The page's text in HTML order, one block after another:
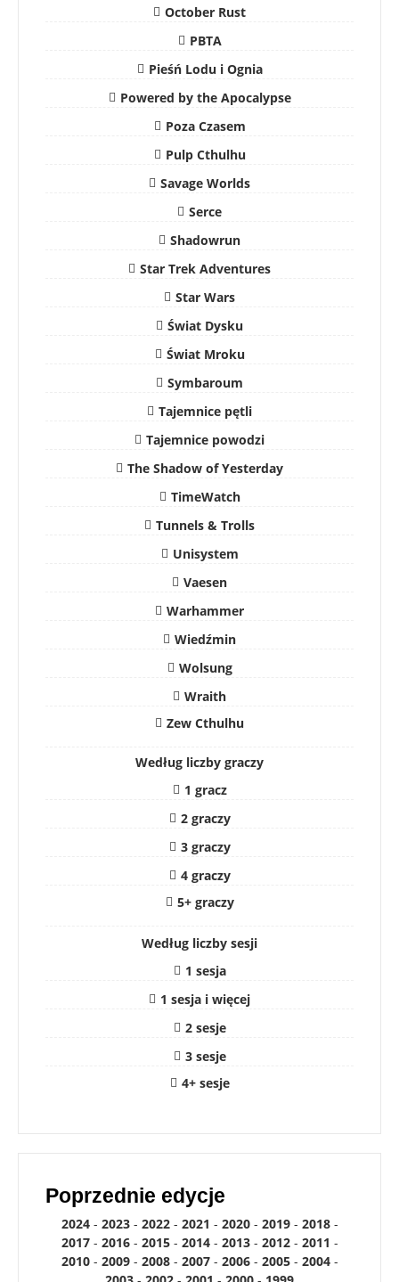
October Rust
PBTA
Pieśń Lodu i Ognia
Powered by the Apocalypse
Poza Czasem
Pulp Cthulhu
Savage Worlds
Serce
Shadowrun
Star Trek Adventures
Star Wars
Świat Dysku
Świat Mroku
Symbaroum
Tajemnice pętli
Tajemnice powodzi
The Shadow of Yesterday
TimeWatch
Tunnels & Trolls
Unisystem
Vaesen
Warhammer
Wiedźmin
Wolsung
Wraith
Zew Cthulhu
Według liczby graczy
1 gracz
2 graczy
3 graczy
4 graczy
5+ graczy
Według liczby sesji
1 sesja
1 sesja i więcej
2 sesje
3 sesje
4+ sesje
Poprzednie edycje
2024- 2023- 2022- 2021 - 2020- 2019- 2018-
2017- 2016- 2015- 2014- 2013- 2012- 2011 -
2010- 2009- 2008- 2007- 2006- 2005- 2004-